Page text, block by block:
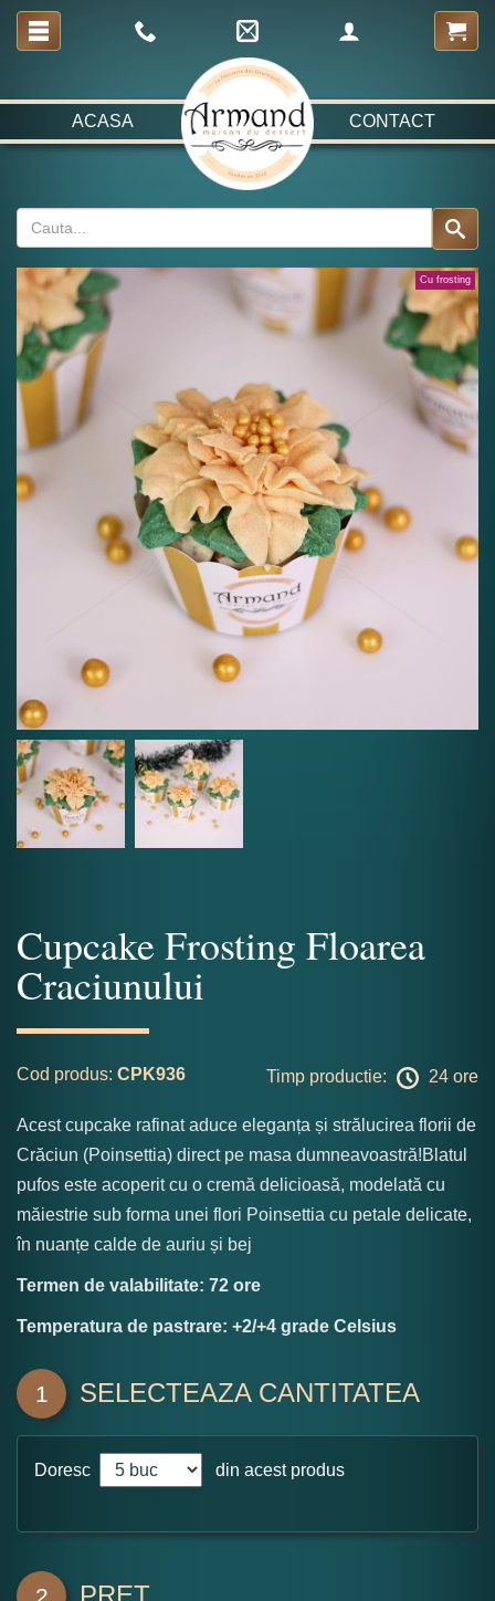
ACASA CONTACT
Cu frosting
Cupcake Frosting Floarea
Craciunului
Cod produs: CPK936 Timp productie: 24 ore
Acest cupcake rafinat aduce eleganța și strălucirea florii de
Crăciun (Poinsettia) direct pe masa dumneavoastră!Blatul
pufos este acoperit cu o cremă delicioasă, modelată cu
măiestrie sub forma unei flori Poinsettia cu petale delicate,
în nuanțe calde de auriu și bej
Termen de valabilitate: 72 ore
Temperatura de pastrare: +2/+4 grade Celsius
1 SELECTEAZA CANTITATEA
Doresc din acest produs
2 PRET